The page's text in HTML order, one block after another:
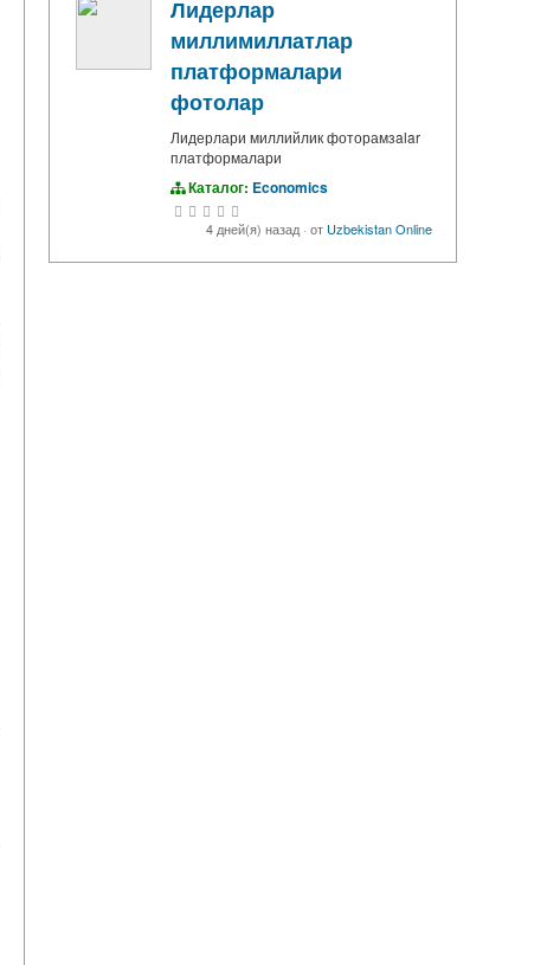
Лидерлар
миллимиллатлар
платформалари
фотолар
Лидерлари миллийлик фоторамзalar
платформалари
Каталог: Economics
4 дней(я) назад· от Uzbekistan Online